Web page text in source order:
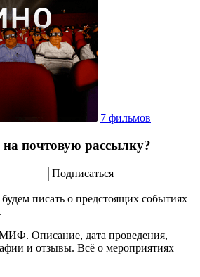
7 фильмов
почтовую рассылку?
Подписаться
писать о предстоящих событиях
МИФ. Описание, дата проведения,
и отзывы. Всё о мероприятиях